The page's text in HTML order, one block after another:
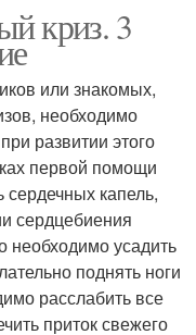
криз. 3
или знакомых,
необходимо
развитии этого
первой помощи
капель,
сердцебиения
необходимо усадить
поднять ноги
расслабить все
приток свежего